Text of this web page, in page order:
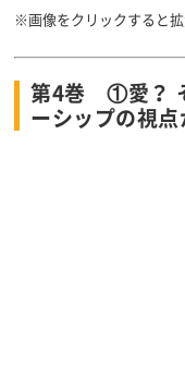
※画像をクリックすると
第4巻 ①愛？
ーシップの視